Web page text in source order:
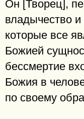
владычество
которые все
Божией
бессмертие
Божия в
по своему